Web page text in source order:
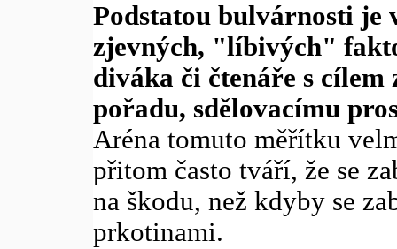
Podstatou bulvárnosti je
zjevných, "líbivých"
diváka či čtenáře s
pořadu, sdělovacímu
Aréna tomuto měřítku
přitom často tváří, že se
na škodu, než kdyby se
prkotinami.